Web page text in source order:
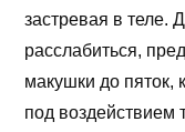
застревая в теле.
расслабиться,
макушки до пяток,
под воздействием